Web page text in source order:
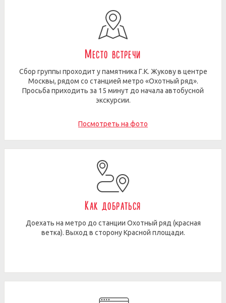
Место встречи
Сбор группы проходит у памятника Г.К. Жукову в центре
Москвы, рядом со станцией метро «Охотный ряд».
Просьба приходить за 15 минут до начала автобусной
экскурсии.
Посмотреть на фото
Как добраться
Доехать на метро до станции Охотный ряд (красная
ветка). Выход в сторону Красной площади.